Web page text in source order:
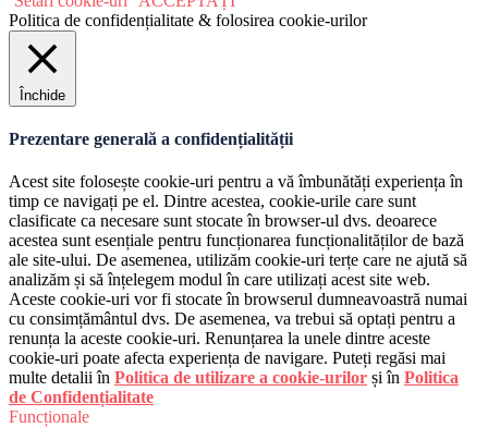
Politica de confidențialitate & folosirea cookie-urilor
Închide
Prezentare generală a confidențialității
Acest site folosește cookie-uri pentru a vă îmbunătăți experiența în
timp ce navigați pe el. Dintre acestea, cookie-urile care sunt
clasificate ca necesare sunt stocate în browser-ul dvs. deoarece
acestea sunt esențiale pentru funcționarea funcționalităților de bază
ale site-ului. De asemenea, utilizăm cookie-uri terțe care ne ajută să
analizăm și să înțelegem modul în care utilizați acest site web.
Aceste cookie-uri vor fi stocate în browserul dumneavoastră numai
cu consimțământul dvs. De asemenea, va trebui să optați pentru a
renunța la aceste cookie-uri. Renunțarea la unele dintre aceste
cookie-uri poate afecta experiența de navigare. Puteți regăsi mai
multe detalii în Politica de utilizare a cookie-urilor și în Politica
de Confidențialitate
Funcționale